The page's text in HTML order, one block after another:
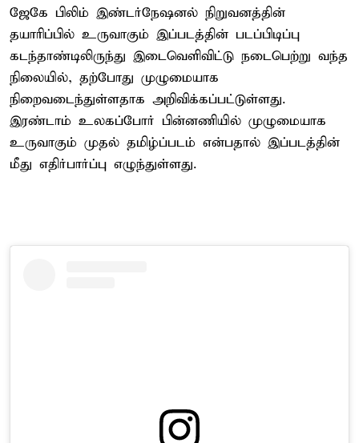
ஜேகே பிலிம் இண்டர்நேஷனல் நிறுவனத்தின்
தயாரிப்பில் உருவாகும் இப்படத்தின் படப்பிடிப்பு
கடந்தாண்டிலிருந்து இடைவெளிவிட்டு நடைபெற்று வந்த
நிலையில், தற்போது முழுமையாக
நிறைவடைந்துள்ளதாக அறிவிக்கப்பட்டுள்ளது.
இரண்டாம் உலகப்போர் பின்னணியில் முழுமையாக
உருவாகும் முதல் தமிழ்ப்படம் என்பதால் இப்படத்தின்
மீது எதிர்பார்ப்பு எழுந்துள்ளது.